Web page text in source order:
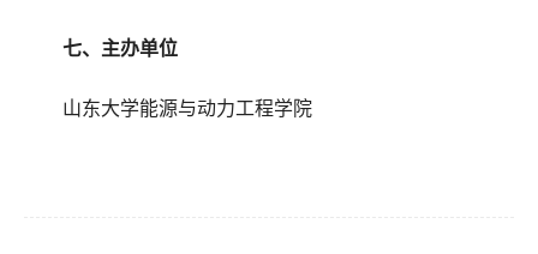
七、主办单位
山东大学能源与动力工程学院